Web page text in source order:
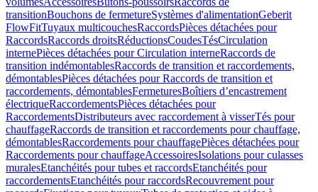
transitionBouchons de fermetureSystèmes d'alimentationGeberit
FlowFitTuyaux multicouchesRaccordsPièces détachées pour
RaccordsRaccords droitsRéductionsCoudesTésCirculation
internePièces détachées pour Circulation interneRaccords de
transition indémontablesRaccords de transition et raccordements,
démontablesPièces détachées pour Raccords de transition et
raccordements, démontablesFermeturesBoîtiers d’encastrement
électriqueRaccordementsPièces détachées pour
RaccordementsDistributeurs avec raccordement à visserTés pour
chauffageRaccords de transition et raccordements pour chauffage,
démontablesRaccordements pour chauffagePièces détachées pour
Raccordements pour chauffageAccessoiresIsolations pour culasses
muralesEtanchéités pour tubes et raccordsEtanchéités pour
raccordementsEtanchéités pour raccordsRecouvrement pour